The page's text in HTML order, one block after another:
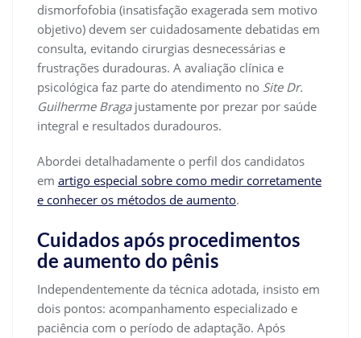
dismorfofobia (insatisfação exagerada sem motivo
objetivo) devem ser cuidadosamente debatidas em
consulta, evitando cirurgias desnecessárias e
frustrações duradouras. A avaliação clínica e
psicológica faz parte do atendimento no Site Dr.
Guilherme Bragajustamente por prezar por saúde
integral e resultados duradouros.
Abordei detalhadamente o perfil dos candidatos
em artigo especial sobre como medir corretamente
e conhecer os métodos de aumento.
Cuidados após procedimentos
de aumento do pênis
Independentemente da técnica adotada, insisto em
dois pontos: acompanhamento especializado e
paciência com o período de adaptação. Após